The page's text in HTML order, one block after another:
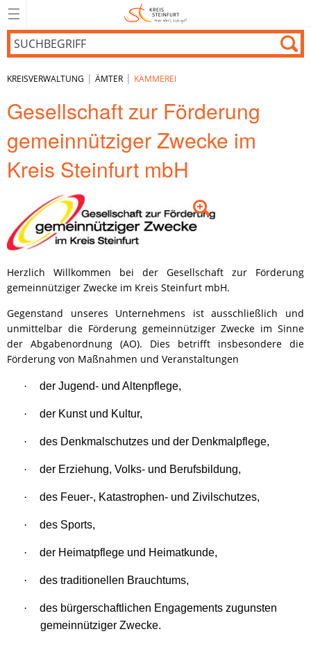
KREISVERWALTUNG | ÄMTER | KÄMMEREI
Gesellschaft zur Förderung
gemeinnütziger Zwecke im
Kreis Steinfurt mbH
Herzlich Willkommen bei der Gesellschaft zur Förderung
gemeinnütziger Zwecke im Kreis Steinfurt mbH.
Gegenstand unseres Unternehmens ist ausschließlich und
unmittelbar die Förderung gemeinnütziger Zwecke im Sinne
der Abgabenordnung (AO). Dies betrifft insbesondere die
Förderung von Maßnahmen und Veranstaltungen
· der Jugend- und Altenpflege,
· der Kunst und Kultur,
· des Denkmalschutzes und der Denkmalpflege,
· der Erziehung, Volks- und Berufsbildung,
· des Feuer-, Katastrophen- und Zivilschutzes,
· des Sports,
· der Heimatpflege und Heimatkunde,
· des traditionellen Brauchtums,
·
des bürgerschaftlichen Engagements zugunsten
gemeinnütziger Zwecke.